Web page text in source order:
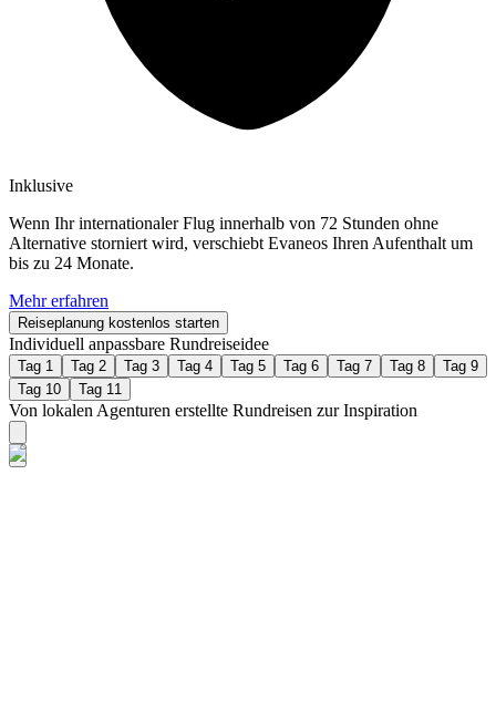
Inklusive
Wenn Ihr internationaler Flug innerhalb von 72 Stunden ohne
Alternative storniert wird, verschiebt Evaneos Ihren Aufenthalt um
bis zu 24 Monate.
Mehr erfahren
Reiseplanung kostenlos starten
Individuell anpassbare Rundreiseidee
Tag 1 Tag 2 Tag 3 Tag 4 Tag 5 Tag 6 Tag 7 Tag 8
Tag 9
Tag 10
Tag 11
Von lokalen Agenturen erstellte Rundreisen zur Inspiration